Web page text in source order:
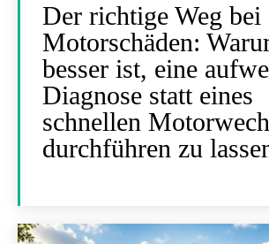
Der richtige Weg bei
Motorschäden:
besser ist, eine
Diagnose statt eines
schnellen
durchführen zu